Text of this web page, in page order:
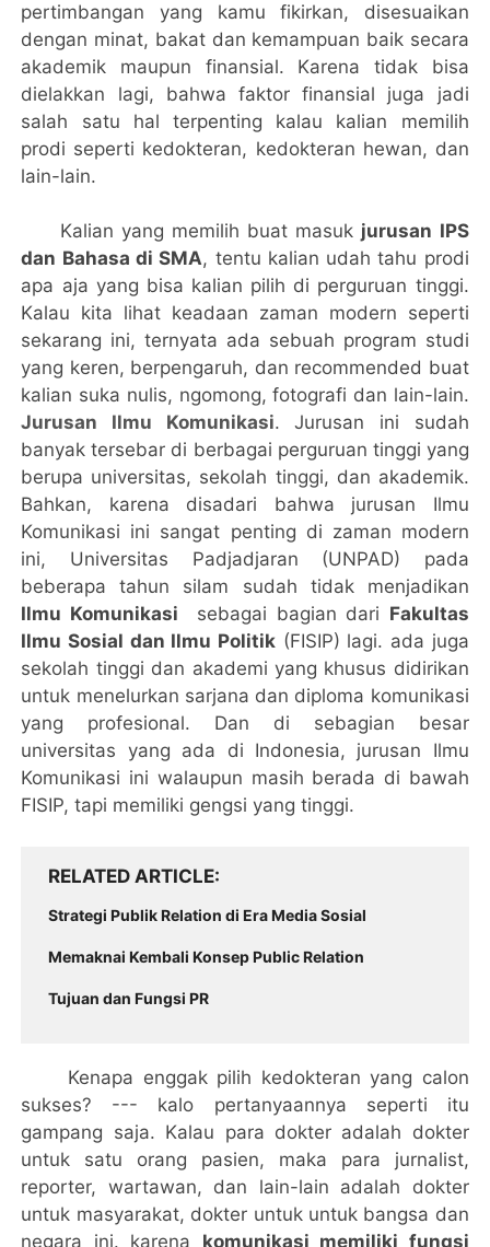
pertimbangan yang kamu fikirkan, disesuaikan
dengan minat, bakat dan kemampuan baik secara
akademik maupun finansial. Karena tidak bisa
dielakkan lagi, bahwa faktor finansial juga jadi
salah satu hal terpenting kalau kalian memilih
prodi seperti kedokteran, kedokteran hewan, dan
lain-lain.
Kalian yang memilih buat masuk jurusan IPS
dan Bahasa di SMA, tentu kalian udah tahu prodi
apa aja yang bisa kalian pilih di perguruan tinggi.
Kalau kita lihat keadaan zaman modern seperti
sekarang ini, ternyata ada sebuah program studi
yang keren, berpengaruh, dan recommended buat
kalian suka nulis, ngomong, fotografi dan lain-lain.
Jurusan Ilmu Komunikasi. Jurusan ini sudah
banyak tersebar di berbagai perguruan tinggi yang
berupa universitas, sekolah tinggi, dan akademik.
Bahkan, karena disadari bahwa jurusan Ilmu
Komunikasi ini sangat penting di zaman modern
ini, Universitas Padjadjaran (UNPAD) pada
beberapa tahun silam sudah tidak menjadikan
Ilmu Komunikasi sebagai bagian dari Fakultas
Ilmu Sosial dan Ilmu Politik (FISIP) lagi. ada juga
sekolah tinggi dan akademi yang khusus didirikan
untuk menelurkan sarjana dan diploma komunikasi
yang profesional. Dan di sebagian besar
universitas yang ada di Indonesia, jurusan Ilmu
Komunikasi ini walaupun masih berada di bawah
FISIP, tapi memiliki gengsi yang tinggi.
RELATED ARTICLE
Strategi Publik Relation di Era Media Sosial
Memaknai Kembali Konsep Public Relation
Tujuan dan Fungsi PR
Kenapa enggak pilih kedokteran yang calon
sukses? --- kalo pertanyaannya seperti itu
gampang saja. Kalau para dokter adalah dokter
untuk satu orang pasien, maka para jurnalist,
reporter, wartawan, dan lain-lain adalah dokter
untuk masyarakat, dokter untuk untuk bangsa dan
negara ini. karena komunikasi memiliki fungsi